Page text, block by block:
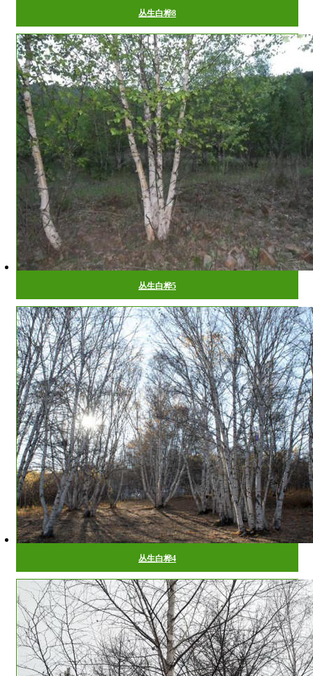
丛生白桦8
丛生白桦5
丛生白桦4